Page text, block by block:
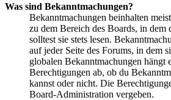
Was sind Bekanntmachungen?
Bekanntmachungen beinhalten
zu dem Bereich des Boards, in dem
solltest sie stets lesen.
auf jeder Seite des Forums, in dem
globalen Bekanntmachungen hängt
Berechtigungen ab, ob du
kannst oder nicht. Die
Board-Administration vergeben.